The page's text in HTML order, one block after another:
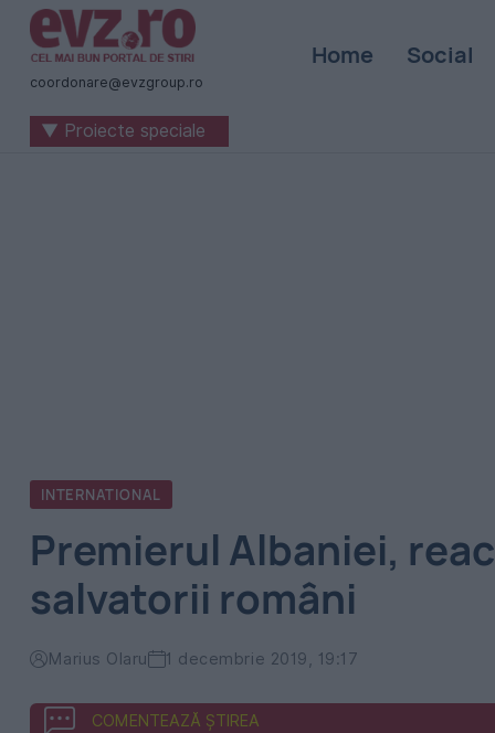
Știri
naționale
internaționale
coordonare@evzgroup.ro
Home Social
▼ Proiecte speciale
INTERNATIONAL
Premierul Albaniei,
salvatorii români
Marius Olaru 1 decembrie 2019, 19:17
COMENTEAZĂ ȘTIREA